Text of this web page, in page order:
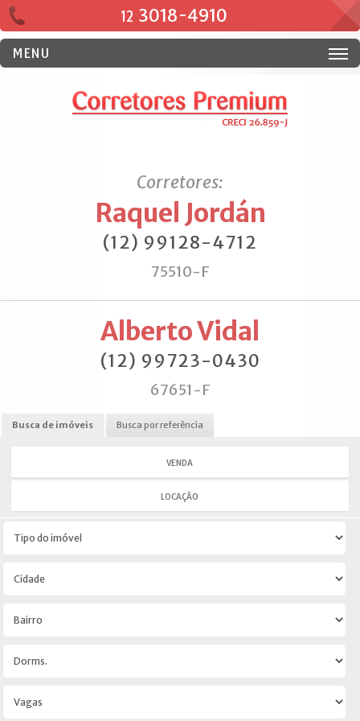
12 3018-4910
MENU
Corretores:
Raquel Jordán
(12) 99128-4712
75510-F
Alberto Vidal
(12) 99723-0430
67651-F
Busca de imóveis Busca por referência
VENDA
LOCAÇÃO